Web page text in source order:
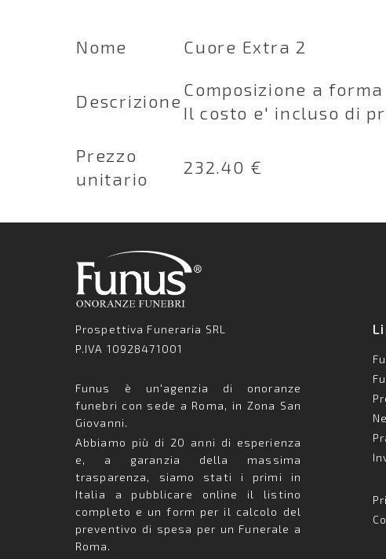
Nome Cuore Extra 2
Descrizione
Composizione a
Il costo e' incluso di
Prezzo
unitario
232.40 €
Prospettiva Funeraria SRL
P.IVA 10928471001
Funus è un'agenzia di onoranze
funebri con sede a Roma, in Zona San
Giovanni.
Abbiamo più di 20 anni di esperienza
e, a garanzia della massima
trasparenza, siamo stati i primi in
Italia a pubblicare online il listino
completo e un form per il calcolo del
preventivo di spesa per un Funerale a
Roma.